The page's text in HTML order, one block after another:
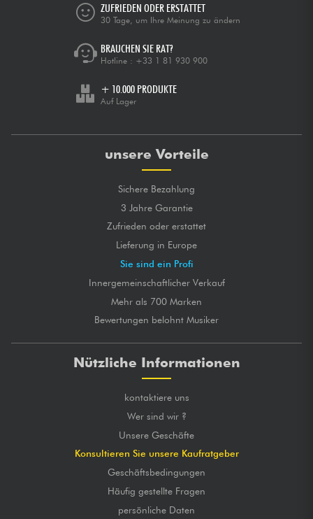
ZUFRIEDEN ODER ERSTATTET
30 Tage, um Ihre Meinung zu ändern
BRAUCHEN SIE RAT?
Hotline : +33 1 81 930 900
+ 10.000 PRODUKTE
Auf Lager
unsere Vorteile
Sichere Bezahlung
3 Jahre Garantie
Zufrieden oder erstattet
Lieferung in Europe
Sie sind ein Profi
Innergemeinschaftlicher Verkauf
Mehr als 700 Marken
Bewertungen belohnt Musiker
Nützliche Informationen
kontaktiere uns
Wer sind wir ?
Unsere Geschäfte
Konsultieren Sie unsere Kaufratgeber
Geschäftsbedingungen
Häufig gestellte Fragen
persönliche Daten